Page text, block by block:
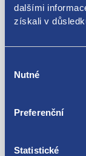
dalšími
získali v
souhlasu
Nutné
Preferenční
Statistické
1348483080
Fiat Ducato
Opel Movano